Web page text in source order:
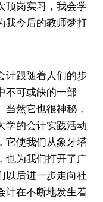
顶岗实习，我会学
我今后的教师梦打
计跟随着人们的步
不可或缺的一部
然它也很神秘，
学的会计实践活动
它使我们从象牙塔
也为我们打开了广
以后进一步走向社
计在不断地发生着